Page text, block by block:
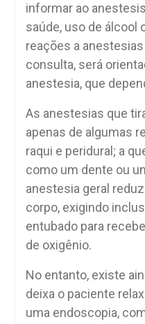
informar ao
saúde, uso de álcool
reações a
consulta, será
anestesia, que
As anestesias que
apenas de algumas
raqui e peridural; a
como um dente ou
anestesia geral
corpo, exigindo
entubado para
de oxigênio.
No entanto, existe
deixa o paciente
uma endoscopia,